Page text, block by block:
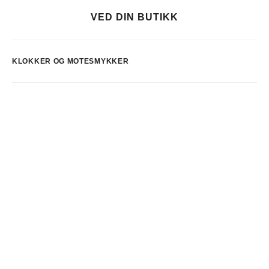
VED DIN BUTIKK
KLOKKER OG MOTESMYKKER